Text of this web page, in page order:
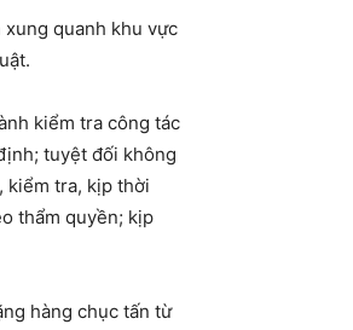
quanh khu vực
kiểm tra công tác
tuyệt đối không
kiểm tra, kịp thời
thẩm quyền; kịp
hàng chục tấn từ